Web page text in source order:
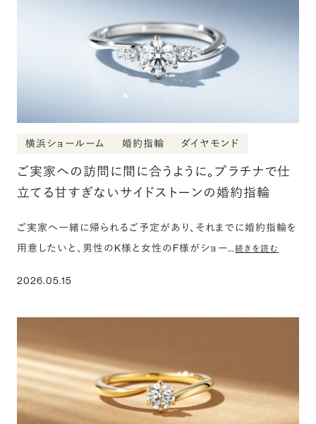
横浜ショールーム 婚約指輪 ダイヤモンド
ご実家への訪問に間に合うように。プラチナで仕
立てる甘すぎないサイドストーンの婚約指輪
ご実家へ一緒に帰られるご予定があり、それまでに婚約指輪を
用意したいと、男性のK様と女性のF様がショー…続きを読む
2026.05.15